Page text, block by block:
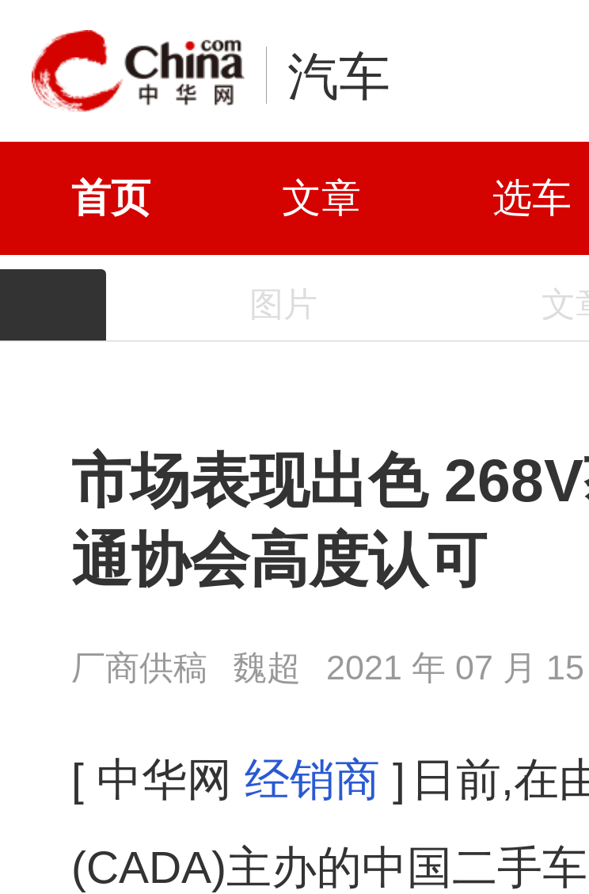
汽车
首页 文章 选车
图片 文
市场表现出色
通协会高度认可
厂商供稿 魏超 2021 年 07 月
[ 中华网 经销商 ] 日前,在
(CADA)主办的中国二手